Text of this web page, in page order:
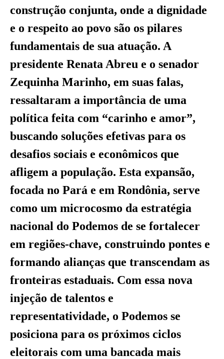
construção conjunta, onde a dignidade
e o respeito ao povo são os pilares
fundamentais de sua atuação. A
presidente Renata Abreu e o senador
Zequinha Marinho, em suas falas,
ressaltaram a importância de uma
política feita com “carinho e amor”,
buscando soluções efetivas para os
desafios sociais e econômicos que
afligem a população. Esta expansão,
focada no Pará e em Rondônia, serve
como um microcosmo da estratégia
nacional do Podemos de se fortalecer
em regiões-chave, construindo pontes e
formando alianças que transcendam as
fronteiras estaduais. Com essa nova
injeção de talentos e
representatividade, o Podemos se
posiciona para os próximos ciclos
eleitorais com uma bancada mais